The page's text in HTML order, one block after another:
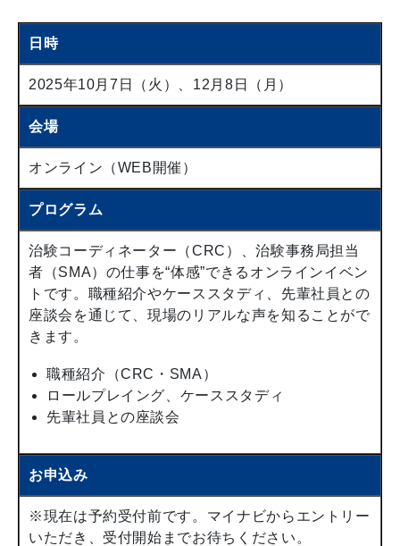
日時
2025年10月7日（火）、12月8日（月）
会場
オンライン（WEB開催）
プログラム
治験コーディネーター（CRC）、治験事務局担当
者（SMA）の仕事を“体感”できるオンラインイベン
トです。職種紹介やケーススタディ、先輩社員との
座談会を通じて、現場のリアルな声を知ることがで
きます。
職種紹介（CRC・SMA）
ロールプレイング、ケーススタディ
先輩社員との座談会
お申込み
※現在は予約受付前です。マイナビからエントリー
いただき、受付開始までお待ちください。